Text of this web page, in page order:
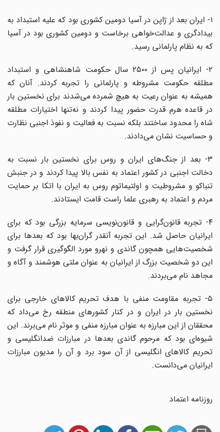
۱- ایران بعد از ژاپن در آسیا دومین کشوری بود که علیه استبداد به
بیدادگری و عدالت‌خواهی برخاست و دومین کشوری بود در آسیا
که به نظام پارلمانی رسید.
۲- ایرانیان پس از ۲۵۰۰ سال حکومت شاهنشاهی و استبداد
مطلقه حکومت مشروطه و پارلمانی را تجربه کردند. آنان که
همیشه به عنوان رعیت به هیچ شمرده می‌شدند برای نخستین بار
در قاعده هرم قدرت حضور پیدا کردند و نه‌تنها اختیارات مطلقه
شاه را محدود ساختند بلکه نسبت به فعالیت و نفوذ اجنبی نظارت
و حساسیت نشان می‌دادند.
۳- بعد از جنگ‌های ایران و روس برای نخستین بار نسبت به
دخالت اجنبی در کشور اعتماد به نفس بالا پیدا کردند و در جنبش
تنباکو و مشروطیت و اولتیماتوم روس به ایران با اتکا بر حمایت
مردم و اعتماد به رهبری علما راست قامت ایستادند.
۴- تجربه قانون‌گرایی و قانون‌نویسی سرمایه بزرگی بود که برای
ایرانیان حاصل شد. این تجربه آنقدر گران‌بها بود که بعد‌ها برای
شخصیت‌هایی همچون گاندی و نهرو مورد الگو‌گیری قرار گرفت و
این دو شخصیت بزرگ از ایرانیان به عنوان ملتی هوشمند و آگاه و
مجاهد نام می‌بردند.
۵- تجربه مقاومت منفی با هدف تحریم کالا‌های خارجی برای
نخستین بار در ایران و در کنار کشور‌های منطقه رخ می‌داد که
محققان از این مبارزه به عنوان مبارزه منفی و موثر نام می‌برند. این
شیوه‌ای بود که مرحوم گاندی بعد‌ها در مبارزات ضدانگلیسی و
تحریم کالاهای انگلیسی از آن سود برد و آن را مدیون مبارزات
ایرانیان می‌دانست.
روزنامه اعتماد